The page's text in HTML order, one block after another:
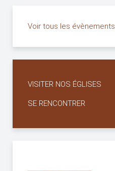
Voir tous les évènements
VISITER NOS ÉGLISES
SE RENCONTRER